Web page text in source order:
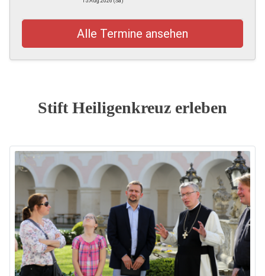
Alle Termine ansehen
Stift Heiligenkreuz erleben